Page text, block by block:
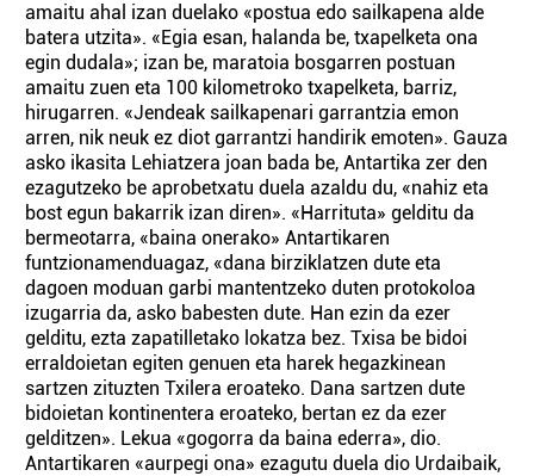
amaitu ahal izan duelako «postua edo sailkapena alde
batera utzita». «Egia esan, halanda be, txapelketa ona
egin dudala»; izan be, maratoia bosgarren postuan
amaitu zuen eta 100 kilometroko txapelketa, barriz,
hirugarren. «Jendeak sailkapenari garrantzia emon
arren, nik neuk ez diot garrantzi handirik emoten». Gauza
asko ikasita Lehiatzera joan bada be, Antartika zer den
ezagutzeko be aprobetxatu duela azaldu du, «nahiz eta
bost egun bakarrik izan diren». «Harrituta» gelditu da
bermeotarra, «baina onerako» Antartikaren
funtzionamenduagaz, «dana birziklatzen dute eta
dagoen moduan garbi mantentzeko duten protokoloa
izugarria da, asko babesten dute. Han ezin da ezer
gelditu, ezta zapatilletako lokatza bez. Txisa be bidoi
erraldoietan egiten genuen eta harek hegazkinean
sartzen zituzten Txilera eroateko. Dana sartzen dute
bidoietan kontinentera eroateko, bertan ez da ezer
gelditzen». Lekua «gogorra da baina ederra», dio.
Antartikaren «aurpegi ona» ezagutu duela dio Urdaibaik,